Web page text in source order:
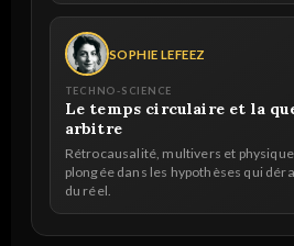
SOPHIE LEFEEZ
TECHNO-SCIENCE
Le temps circulaire et la
arbitre
Rétrocausalité, multivers et
plongée dans les hypothèses qui
du réel.